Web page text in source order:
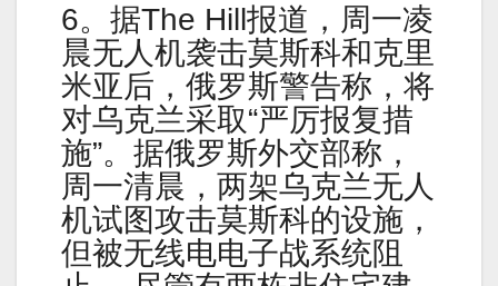
6。据The Hill报道，周一凌
晨无人机袭击莫斯科和克里
米亚后，俄罗斯警告称，将
对乌克兰采取“严厉报复措
施”。据俄罗斯外交部称，
周一清晨，两架乌克兰无人
机试图攻击莫斯科的设施，
但被无线电电子战系统阻